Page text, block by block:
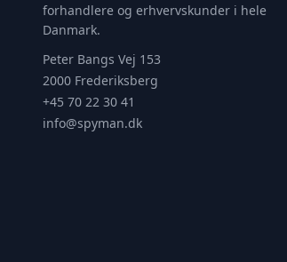
forhandlere og erhvervskunder i hele
Danmark.
Peter Bangs Vej 153
2000 Frederiksberg
+45 70 22 30 41
info@spyman.dk